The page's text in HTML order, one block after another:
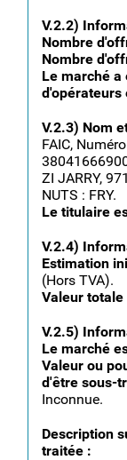
V.2.2)
Nombre
Nombre
Le marché
d'opérateurs
V.2.3) Nom
FAIC,
ZI JARRY,
NUTS : FRY.
Le titulaire
V.2.4)
Estimation
(Hors TVA).
Valeur
V.2.5)
Le marché
Valeur ou
d'être sous-
Inconnue.
Description
traitée :